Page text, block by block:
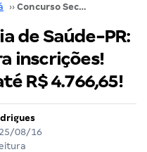
›› Concurso Secretaria de Saúde-PR: Última semana para inscrições! Quase mil vagas e até R$ 4.766,65!
de Saúde-PR:
inscrições!
R$ 4.766,65!
25/08/16